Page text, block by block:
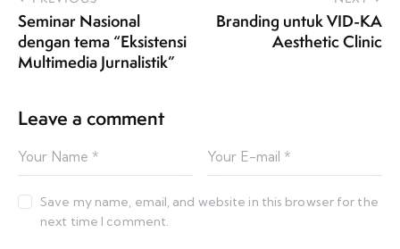
Seminar Nasional
dengan tema “Eksistensi
Multimedia Jurnalistik”
Branding untuk VID-KA
Aesthetic Clinic
Leave a comment
Save my name, email, and website in this browser for the
next time I comment.